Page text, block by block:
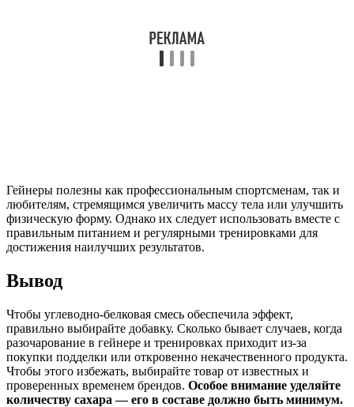
Гейнеры полезны как профессиональным спортсменам, так и
любителям, стремящимся увеличить массу тела или улучшить
физическую форму. Однако их следует использовать вместе с
правильным питанием и регулярными тренировками для
достижения наилучших результатов.
Вывод
Чтобы углеводно-белковая смесь обеспечила эффект,
правильно выбирайте добавку. Сколько бывает случаев, когда
разочарование в гейнере и тренировках приходит из-за
покупки подделки или откровенно некачественного продукта.
Чтобы этого избежать, выбирайте товар от известных и
проверенных временем брендов. Особое внимание уделяйте
количеству сахара — его в составе должно быть минимум.